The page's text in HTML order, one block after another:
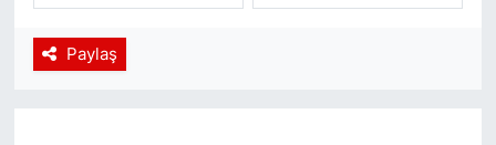
Paylaş
KÜLTÜR - SANAT
Tüm Manşetler